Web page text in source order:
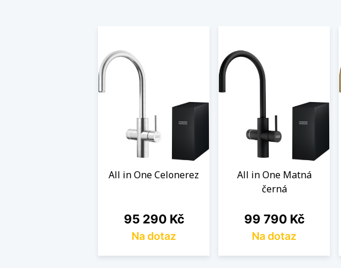
All in One Celonerez
Cena
95 290 Kč
Na dotaz
All in One Matná
černá
Cena
99 790 Kč
Na dotaz